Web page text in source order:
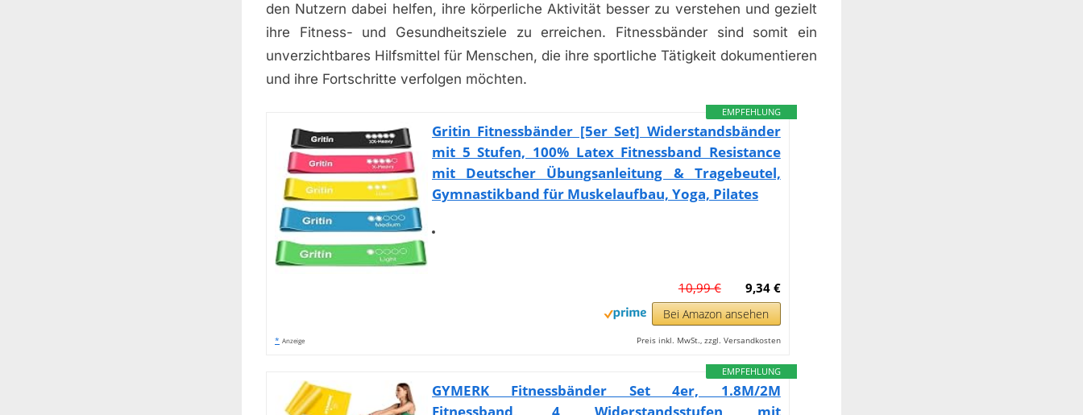
den Nutzern dabei helfen, ihre körperliche Aktivität besser zu verstehen und gezielt
ihre Fitness- und Gesundheitsziele zu erreichen. Fitnessbänder sind somit ein
unverzichtbares Hilfsmittel für Menschen, die ihre sportliche Tätigkeit dokumentieren
und ihre Fortschritte verfolgen möchten.
EMPFEHLUNG
Gritin Fitnessbänder [5er Set] Widerstandsbänder
mit 5 Stufen, 100% Latex Fitnessband Resistance
mit Deutscher Übungsanleitung & Tragebeutel,
Gymnastikband für Muskelaufbau, Yoga, Pilates
9,34 €
10,99 €
Bei Amazon ansehen
* Anzeige Preis inkl. MwSt., zzgl. Versandkosten
EMPFEHLUNG
GYMERK Fitnessbänder Set 4er, 1.8M/2M
Fitnessband, 4 Widerstandsstufen mit